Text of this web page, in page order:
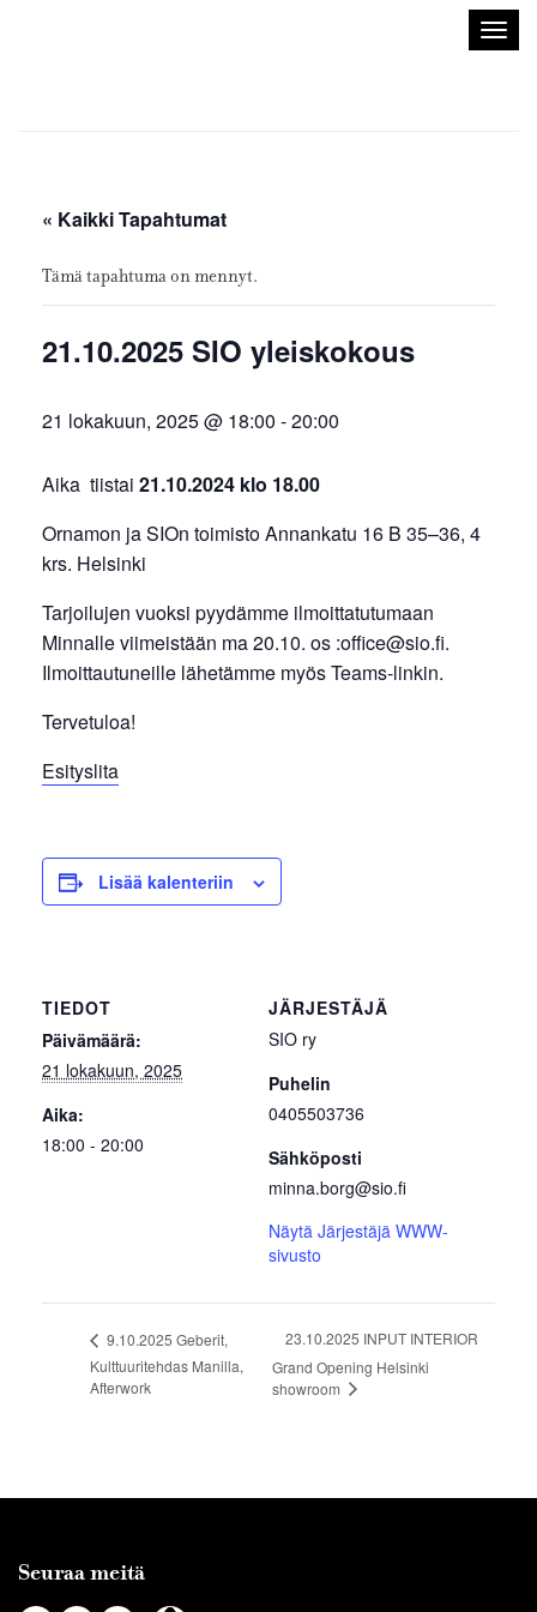
« Kaikki Tapahtumat
Tämä tapahtuma on mennyt.
21.10.2025 SIO yleiskokous
21 lokakuun, 2025 @ 18:00 -20:00
Aika tiistai 21.10.2024 klo 18.00
Ornamon ja SIOn toimisto Annankatu 16 B 35–36, 4
krs. Helsinki
Tarjoilujen vuoksi pyydämme ilmoittatutumaan
Minnalle viimeistään ma 20.10. os :office@sio.fi.
Ilmoittautuneille lähetämme myös Teams-linkin.
Tervetuloa!
Esityslita
Lisää kalenteriin
TIEDOT
Päivämäärä:
21 lokakuun, 2025
Aika:
18:00 - 20:00
JÄRJESTÄJÄ
SIO ry
Puhelin
0405503736
Sähköposti
minna.borg@sio.fi
Näytä Järjestäjä WWW-
sivusto
9.10.2025 Geberit,
Kulttuuritehdas Manilla,
Afterwork
23.10.2025 INPUT INTERIOR
Grand Opening Helsinki
showroom
Seuraa meitä